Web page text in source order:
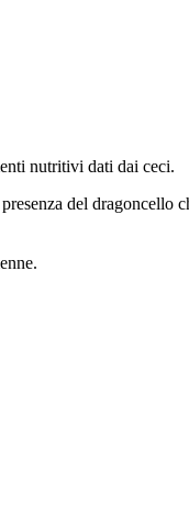
nutritivi dati dai ceci.
del dragoncello